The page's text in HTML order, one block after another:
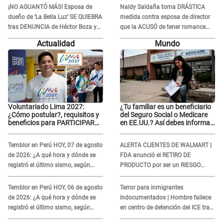
¡NO AGUANTÓ MÁS! Esposa de
dueño de ‘La Bella Luz’ SE QUIEBRA
tras DENUNCIA de Héctor Boza y
ARREMETE contra Claudia Salazar
caso Naldy Saldaña
Naldy Saldaña toma DRÁSTICA
medida contra esposa de director
que la ACUSÓ de tener romance
con él: "Muy triste..."
Actualidad
Voluntariado Lima 2027:
¿Cómo postular?, requisitos y
beneficios para PARTICIPAR
Temblor en Perú HOY, 07 de agosto
de 2026: ¿A qué hora y dónde se
registró el último sismo, según
IGP?
Temblor en Perú HOY, 06 de agosto
de 2026: ¿A qué hora y dónde se
registró el último sismo, según
IGP?
Mundo
¿Tu familiar es un beneficiario
del Seguro Social o Medicare
en EE.UU.? Así debes informar
ALERTA CLIENTES DE WALMART |
FDA anunció el RETIRO DE
PRODUCTO por ser un RIESGO
MORTAL para consumidores: ¿Cuál
es?
Terror para inmigrantes
indocumentados | Hombre fallece
en centro de detención del ICE tras
sufrir una "emergencia médica"